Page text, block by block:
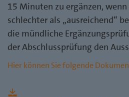
15 Minuten zu ergänzen,
schlechter als „ausreichend“
die mündliche
der Abschlussprüfung den
Hier können Sie folgende